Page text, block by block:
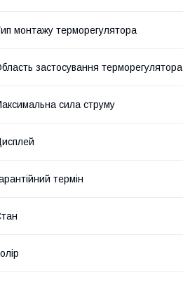
монтажу терморегулятора
застосування терморегулятора
сила струму
термін